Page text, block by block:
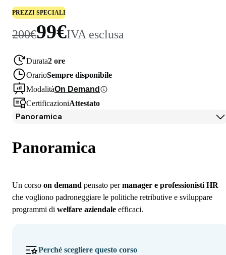
PREZZI SPECIALI
200€99€IVA esclusa
Durata2 ore
OrarioSempre disponibile
ModalitàOn Demand
CertificazioniAttestato
Panoramica
Programma
Iscrizione
Panoramica
Un corso on demand pensato permanager e professionisti HR
che vogliono padroneggiare le politiche retributive e sviluppare
programmi di welfare aziendale efficaci.
Perché scegliere questo corso